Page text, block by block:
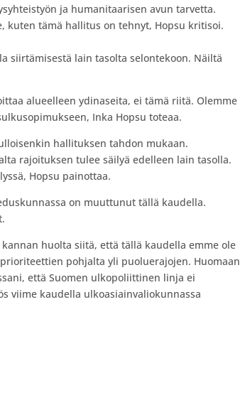
ja humanitaarisen avun tarvetta.
kuten tämä hallitus on tehnyt, Hopsu kritisoi.
siirtämisestä lain tasolta selontekoon. Näiltä
alueelleen ydinaseita, ei tämä riitä. Olemme
Inka Hopsu toteaa.
hallituksen tahdon mukaan.
rajoituksen tulee säilyä edelleen lain tasolla.
Hopsu painottaa.
on muuttunut tällä kaudella.
huolta siitä, että tällä kaudella emme ole
pohjalta yli puoluerajojen. Huomaan
että Suomen ulkopoliittinen linja ei
viime kaudella ulkoasiainvaliokunnassa